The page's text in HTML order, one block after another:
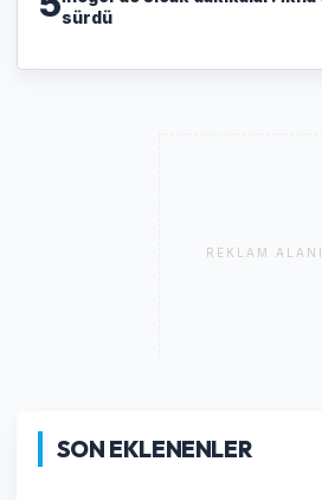
sürdü
REKLAM ALANI
SON EKLENENLER